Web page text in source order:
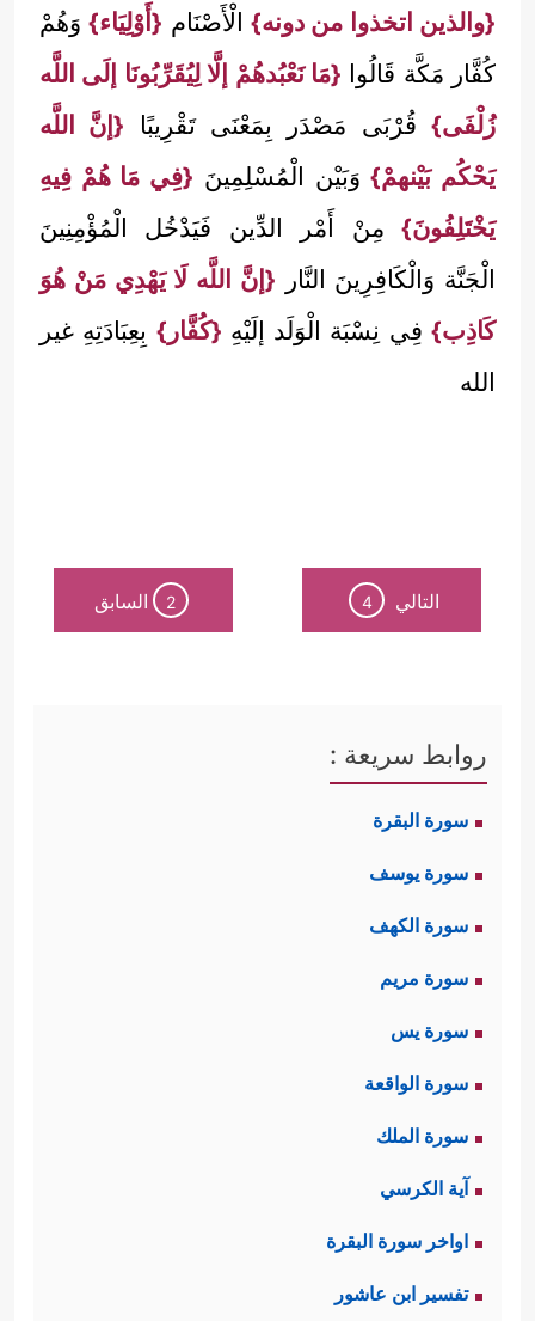
{والذين اتخذوا من دونه}الْأَصْنَام {أَوْلِيَاء}وَهُمْ
كُفَّار مَكَّة قَالُوا {مَا نَعْبُدهُمْ إلَّا لِيُقَرِّبُونَا إلَى اللَّه
زُلْفَى}قُرْبَى مَصْدَر بِمَعْنَى تَقْرِيبًا {إنَّ اللَّه
يَحْكُم بَيْنهمْ}وَبَيْن الْمُسْلِمِينَ {فِي مَا هُمْ فِيهِ
يَخْتَلِفُونَ} مِنْ أَمْر الدِّين فَيَدْخُل الْمُؤْمِنِينَ
الْجَنَّة وَالْكَافِرِينَ النَّار {إنَّ اللَّه لَا يَهْدِي مَنْ هُوَ
كَاذِب}فِي نِسْبَة الْوَلَد إلَيْهِ {كُفَّار} بِعِبَادَتِهِ غير
الله
التالي 4
2 السابق
روابط سريعة :
سورة البقرة
سورة يوسف
سورة الكهف
سورة مريم
سورة يس
سورة الواقعة
سورة الملك
آية الكرسي
اواخر سورة البقرة
تفسير ابن عاشور